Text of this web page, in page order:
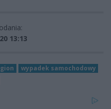
13:13
wypadek samochodowy